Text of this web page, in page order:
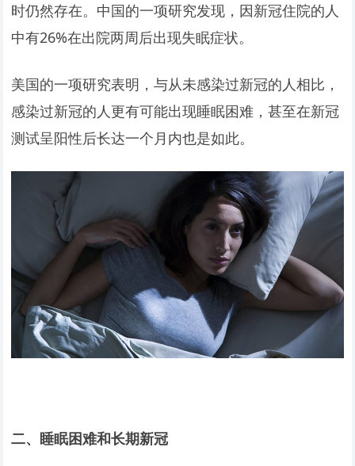
时仍然存在。中国的一项研究发现，因新冠住院的人
中有26%在出院两周后出现失眠症状。
美国的一项研究表明，与从未感染过新冠的人相比，
感染过新冠的人更有可能出现睡眠困难，甚至在新冠
测试呈阳性后长达一个月内也是如此。
二、睡眠困难和长期新冠